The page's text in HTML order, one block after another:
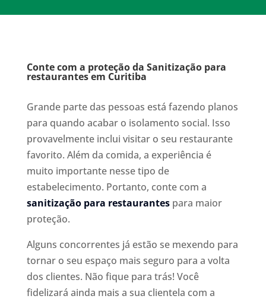
Conte com a proteção da Sanitização para
restaurantes em Curitiba
Grande parte das pessoas está fazendo planos
para quando acabar o isolamento social. Isso
provavelmente inclui visitar o seu restaurante
favorito. Além da comida, a experiência é
muito importante nesse tipo de
estabelecimento. Portanto, conte com a
sanitização para restaurantespara maior
proteção.
Alguns concorrentes já estão se mexendo para
tornar o seu espaço mais seguro para a volta
dos clientes. Não fique para trás! Você
fidelizará ainda mais a sua clientela com a